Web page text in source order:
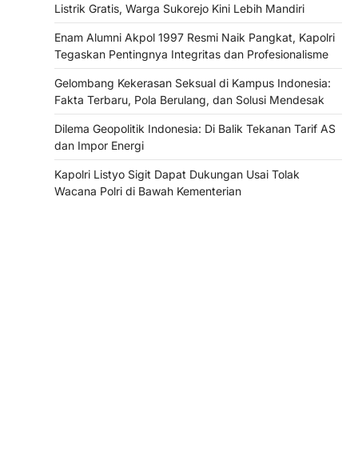
Listrik Gratis, Warga Sukorejo Kini Lebih Mandiri
Enam Alumni Akpol 1997 Resmi Naik Pangkat, Kapolri
Tegaskan Pentingnya Integritas dan Profesionalisme
Gelombang Kekerasan Seksual di Kampus Indonesia:
Fakta Terbaru, Pola Berulang, dan Solusi Mendesak
Dilema Geopolitik Indonesia: Di Balik Tekanan Tarif AS
dan Impor Energi
Kapolri Listyo Sigit Dapat Dukungan Usai Tolak
Wacana Polri di Bawah Kementerian